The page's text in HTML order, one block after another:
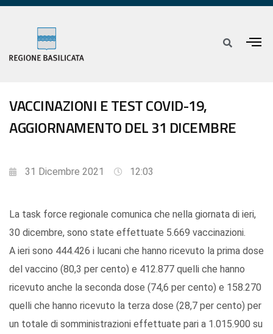
VACCINAZIONI E TEST COVID-19,
AGGIORNAMENTO DEL 31 DICEMBRE
31 Dicembre 2021 12:03
La task force regionale comunica che nella giornata di ieri,
30 dicembre, sono state effettuate 5.669 vaccinazioni.
A ieri sono 444.426 i lucani che hanno ricevuto la prima dose
del vaccino (80,3 per cento) e 412.877 quelli che hanno
ricevuto anche la seconda dose (74,6 per cento) e 158.270
quelli che hanno ricevuto la terza dose (28,7 per cento) per
un totale di somministrazioni effettuate pari a 1.015.900 su